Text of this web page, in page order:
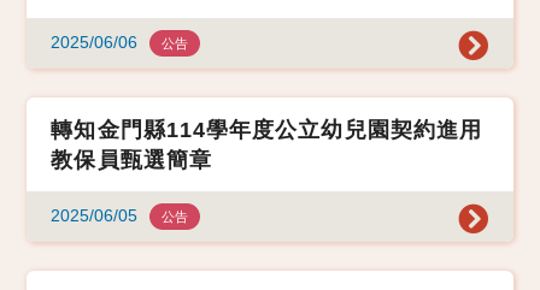
2025/06/06 公告
轉知金門縣114學年度公立幼兒園契約進用
教保員甄選簡章
2025/06/05 公告